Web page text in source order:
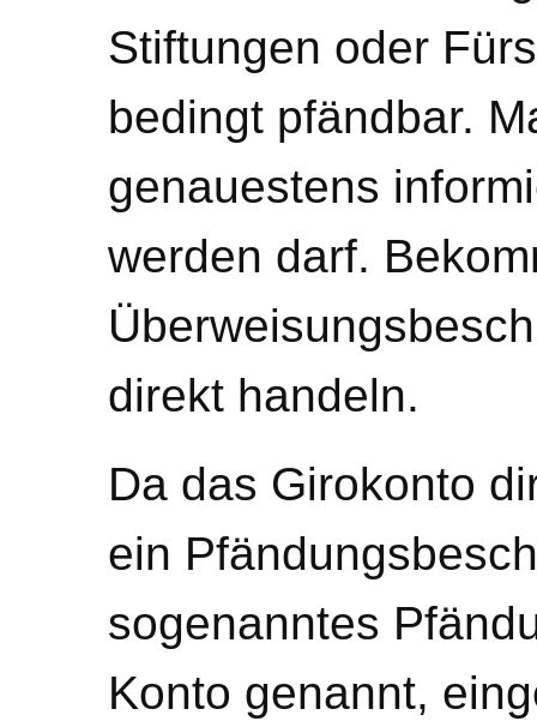
Stiftungen oder
bedingt pfändbar.
genauestens
werden darf.
direkt handeln.
Da das Girokonto
ein
sogenanntes
Konto genannt,